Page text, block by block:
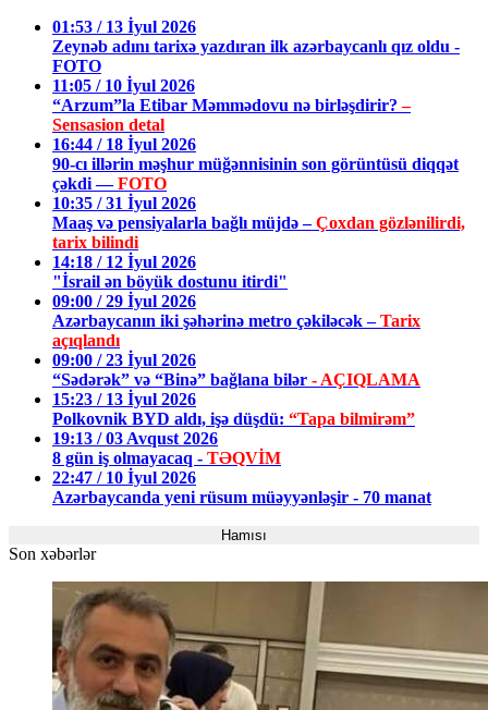
01:53 / 13 İyul 2026
Zeynəb adını tarixə yazdıran ilk azərbaycanlı qız oldu -
FOTO
11:05 / 10 İyul 2026
“Arzum”la Etibar Məmmədovu nə birləşdirir?–
Sensasion detal
16:44 / 18 İyul 2026
90-cı illərin məşhur müğənnisinin son görüntüsü diqqət
çəkdi —FOTO
10:35 / 31 İyul 2026
Maaş və pensiyalarla bağlı müjdə –Çoxdan gözlənilirdi,
tarix bilindi
14:18 / 12 İyul 2026
"İsrail ən böyük dostunu itirdi"
09:00 / 29 İyul 2026
Azərbaycanın iki şəhərinə metro çəkiləcək –Tarix
açıqlandı
09:00 / 23 İyul 2026
“Sədərək” və “Binə” bağlana bilər - AÇIQLAMA
15:23 / 13 İyul 2026
Polkovnik BYD aldı, işə düşdü: “Tapa bilmirəm”
19:13 / 03 Avqust 2026
8 gün iş olmayacaq - TƏQVİM
22:47 / 10 İyul 2026
Azərbaycanda yeni rüsum müəyyənləşir - 70 manat
Hamısı
Son xəbərlər